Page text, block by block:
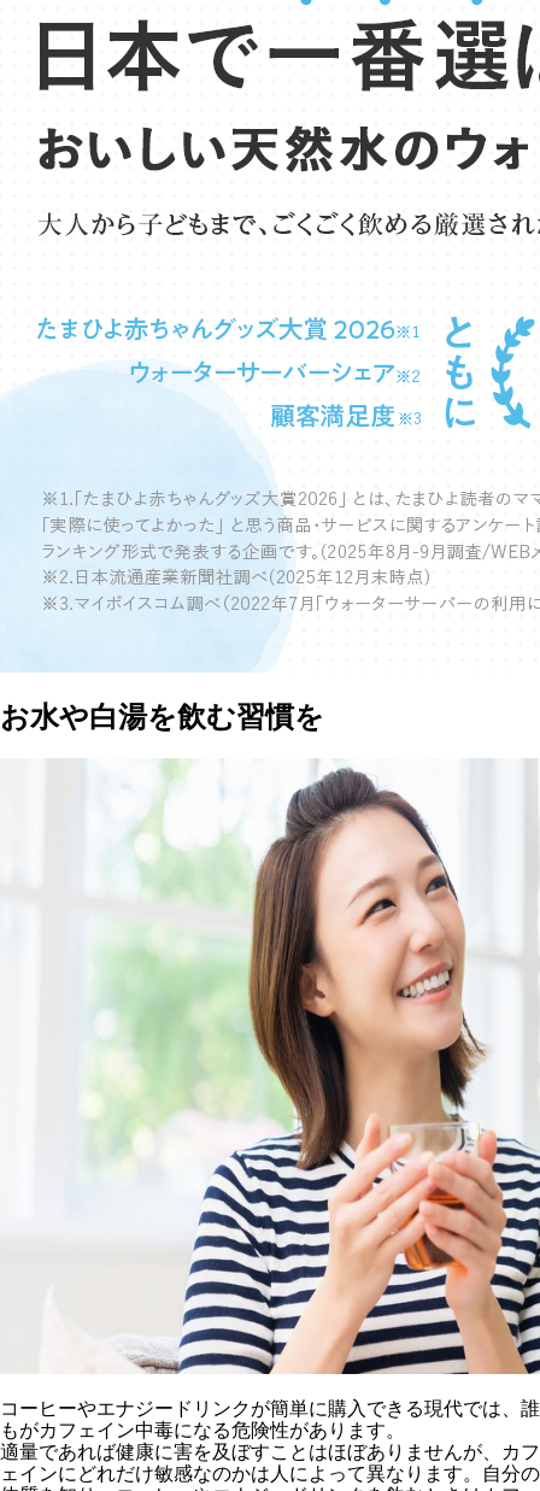
お水や白湯を飲む習慣を
コーヒーやエナジードリンクが簡単に購入できる現代では、誰
もがカフェイン中毒になる危険性があります。
適量であれば健康に害を及ぼすことはほぼありませんが、カフ
ェインにどれだけ敏感なのかは人によって異なります。自分の